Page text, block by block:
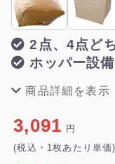
2点、4点ど
ホッパー設
商品詳細を表示
3,091 円
(税込・1枚あたり単価)